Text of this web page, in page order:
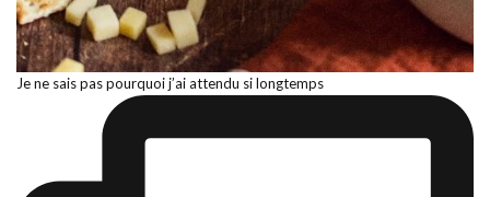
Je ne sais pas pourquoi j’ai attendu si longtemps